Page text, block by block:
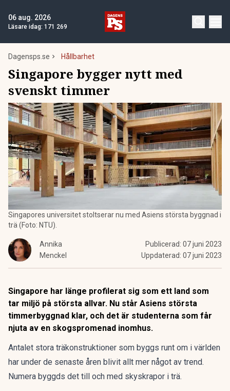
06 aug. 2026
Läsare idag: 171 269
Dagensps.se Hållbarhet
Singapore bygger nytt med
svenskt timmer
Singapores universitet stoltserar nu med Asiens största byggnad i
trä (Foto: NTU).
Annika
Menckel
Publicerad: 07 juni 2023
Uppdaterad: 07 juni 2023
Singapore har länge profilerat sig som ett land som
tar miljö på största allvar. Nu står Asiens största
timmerbyggnad klar, och det är studenterna som får
njuta av en skogspromenad inomhus.
Antalet stora träkonstruktioner som byggs runt om i världen
har under de senaste åren blivit allt mer något av trend.
Numera byggds det till och med skyskrapor i trä.